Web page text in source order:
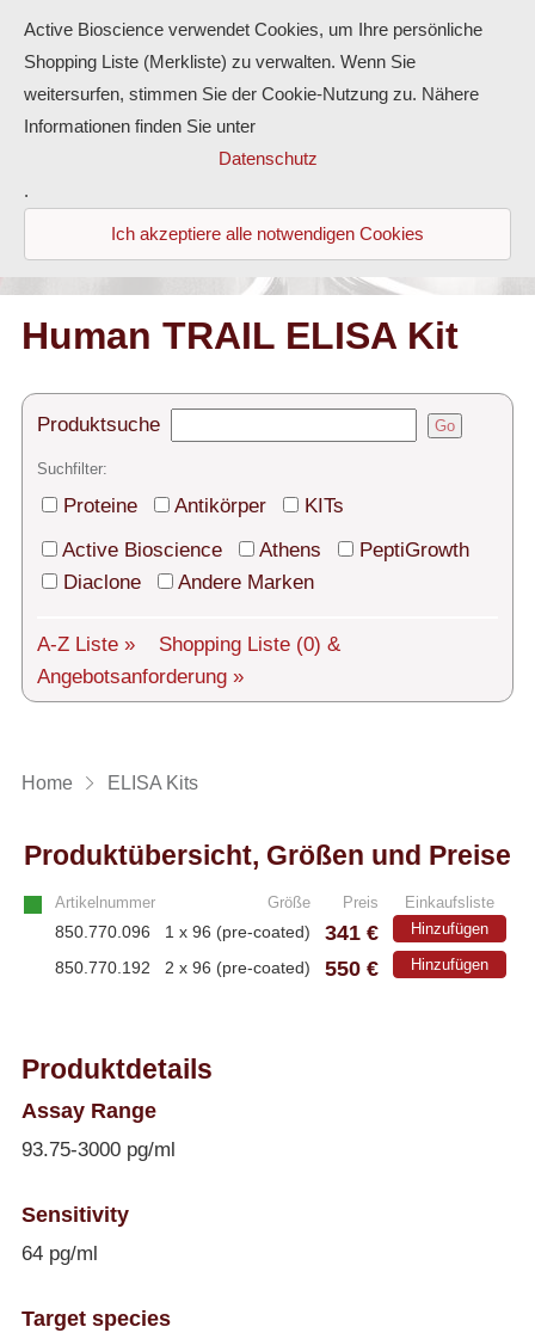
Antikörper
ELISA-Kits
Diaclone Produkte
Produkte
Kontakt
Technischer Support
Versand
Über uns
Service
English
Human TRAIL ELISA Kit
Produktsuche Go
Suchfilter:
Proteine Antikörper
KITs
Active Bioscience
Athens
PeptiGrowth
Diaclone
Andere Marken
A-Z Liste » Shopping Liste (0) &
Angebotsanforderung »
Home ELISA Kits
Produktübersicht, Größen und Preise
Artikelnummer Größe Preis Einkaufsliste
850.770.096 1 x 96 (pre-coated) 341 € Hinzufügen
850.770.192 2 x 96 (pre-coated) 550 € Hinzufügen
Produktdetails
Assay Range
93.75-3000 pg/ml
Sensitivity
64 pg/ml
Target species
Active Bioscience verwendet Cookies, um Ihre persönliche
Shopping Liste (Merkliste) zu verwalten. Wenn Sie
weitersurfen, stimmen Sie der Cookie-Nutzung zu. Nähere
Informationen finden Sie unter
Datenschutz
.
Ich akzeptiere alle notwendigen Cookies